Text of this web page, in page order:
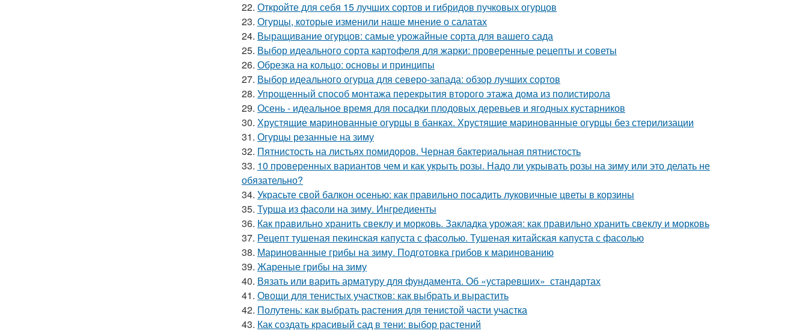
22. Откройте для себя 15 лучших сортов и гибридов пучковых огурцов
23. Огурцы, которые изменили наше мнение о салатах
24. Выращивание огурцов: самые урожайные сорта для вашего сада
25. Выбор идеального сорта картофеля для жарки: проверенные рецепты и советы
26. Обрезка на кольцо: основы и принципы
27. Выбор идеального огурца для северо-запада: обзор лучших сортов
28. Упрощенный способ монтажа перекрытия второго этажа дома из полистирола
29. Осень - идеальное время для посадки плодовых деревьев и ягодных кустарников
30. Хрустящие маринованные огурцы в банках. Хрустящие маринованные огурцы без стерилизации
31. Огурцы резанные на зиму
32. Пятнистость на листьях помидоров. Черная бактериальная пятнистость
33. 10 проверенных вариантов чем и как укрыть розы. Надо ли укрывать розы на зиму или это делать не
обязательно?
34. Украсьте свой балкон осенью: как правильно посадить луковичные цветы в корзины
35. Турша из фасоли на зиму. Ингредиенты
36. Как правильно хранить свеклу и морковь. Закладка урожая: как правильно хранить свеклу и морковь
37. Рецепт тушеная пекинская капуста с фасолью. Тушеная китайская капуста с фасолью
38. Маринованные грибы на зиму. Подготовка грибов к маринованию
39. Жареные грибы на зиму
40. Вязать или варить арматуру для фундамента. Об «устаревших» стандартах
41. Овощи для тенистых участков: как выбрать и вырастить
42. Полутень: как выбрать растения для тенистой части участка
43. Как создать красивый сад в тени: выбор растений